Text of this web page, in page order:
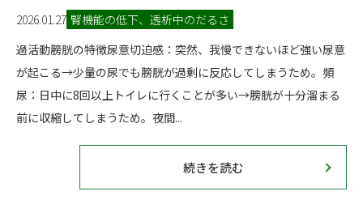
2026.01.27 腎機能の低下、透析中のだるさ
過活動膀胱の特徴尿意切迫感：突然、我慢できないほど強い尿意
が起こる→少量の尿でも膀胱が過剰に反応してしまうため。頻
尿：日中に8回以上トイレに行くことが多い→膀胱が十分溜まる
前に収縮してしまうため。夜間...
続きを読む